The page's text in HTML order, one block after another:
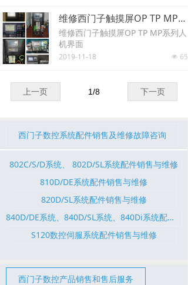
维修西门子触摸屏OP TP MP系列人机界面
维修西门子触摸屏OP TP MP系列人
机界面
넶 65
2019-11-18
上一页 下一页
1/8
西门子数控产品销售和售后服务
840D/DE系统、840D/SL系统、840Di系统配件销售与维修
820D/SL系统配件销售与维修
810D/DE系统配件销售与维修
802C/S/D系统、 802D/SL系统配件销售与维修
S120数控伺服系统配件销售与维修
西门子数控系统配件销售及维修故障咨询